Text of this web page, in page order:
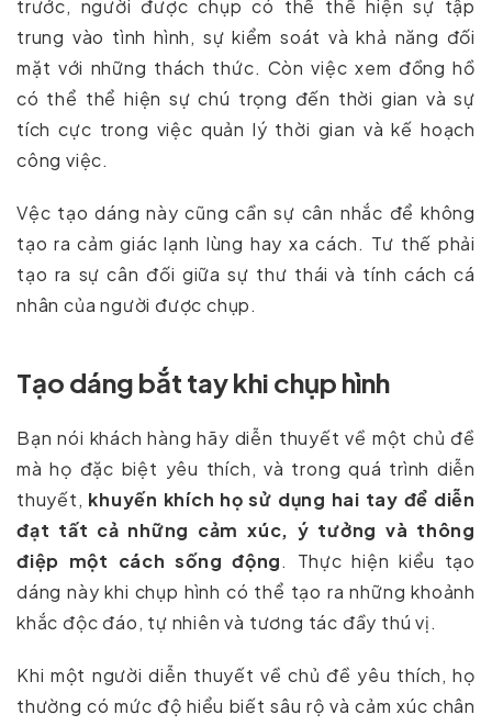
trước, người được chụp có thể thể hiện sự tập
trung vào tình hình, sự kiểm soát và khả năng đối
mặt với những thách thức. Còn việc xem đồng hồ
có thể thể hiện sự chú trọng đến thời gian và sự
tích cực trong việc quản lý thời gian và kế hoạch
công việc.
Vệc tạo dáng này cũng cần sự cân nhắc để không
tạo ra cảm giác lạnh lùng hay xa cách. Tư thế phải
tạo ra sự cân đối giữa sự thư thái và tính cách cá
nhân của người được chụp.
Tạo dáng bắt tay khi chụp hình
Bạn nói khách hàng hãy diễn thuyết về một chủ đề
mà họ đặc biệt yêu thích, và trong quá trình diễn
thuyết, khuyến khích họ sử dụng hai tay để diễn
đạt tất cả những cảm xúc, ý tưởng và thông
điệp một cách sống động. Thực hiện kiểu tạo
dáng này khi chụp hình có thể tạo ra những khoảnh
khắc độc đáo, tự nhiên và tương tác đầy thú vị.
Khi một người diễn thuyết về chủ đề yêu thích, họ
thường có mức độ hiểu biết sâu rộ và cảm xúc chân